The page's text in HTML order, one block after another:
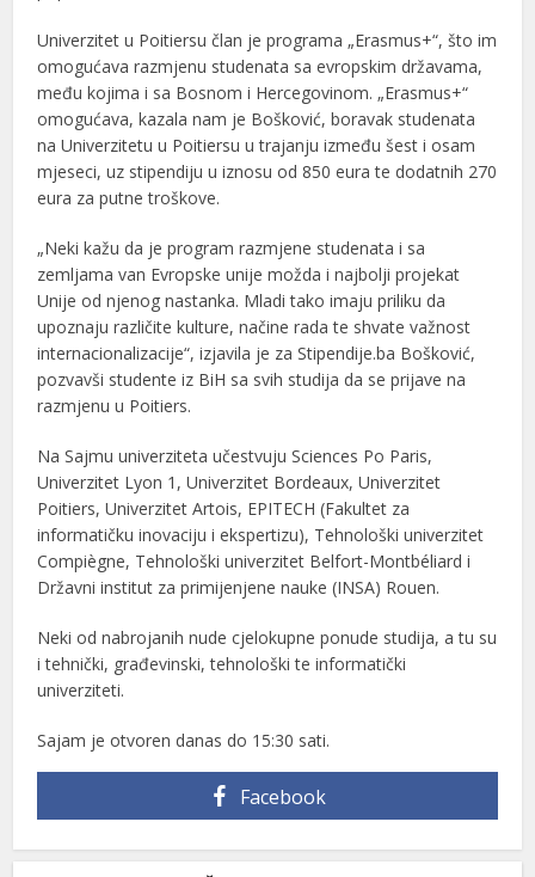
Univerzitet u Poitiersu član je programa „Erasmus+“, što im
omogućava razmjenu studenata sa evropskim državama,
među kojima i sa Bosnom i Hercegovinom. „Erasmus+“
omogućava, kazala nam je Bošković, boravak studenata
na Univerzitetu u Poitiersu u trajanju između šest i osam
mjeseci, uz stipendiju u iznosu od 850 eura te dodatnih 270
eura za putne troškove.
„Neki kažu da je program razmjene studenata i sa
zemljama van Evropske unije možda i najbolji projekat
Unije od njenog nastanka. Mladi tako imaju priliku da
upoznaju različite kulture, načine rada te shvate važnost
internacionalizacije“, izjavila je za Stipendije.ba Bošković,
pozvavši studente iz BiH sa svih studija da se prijave na
razmjenu u Poitiers.
Na Sajmu univerziteta učestvuju Sciences Po Paris,
Univerzitet Lyon 1, Univerzitet Bordeaux, Univerzitet
Poitiers, Univerzitet Artois, EPITECH (Fakultet za
informatičku inovaciju i ekspertizu), Tehnološki univerzitet
Compiègne, Tehnološki univerzitet Belfort-Montbéliard i
Državni institut za primijenjene nauke (INSA) Rouen.
Neki od nabrojanih nude cjelokupne ponude studija, a tu su
i tehnički, građevinski, tehnološki te informatički
univerziteti.
Sajam je otvoren danas do 15:30 sati.
Facebook